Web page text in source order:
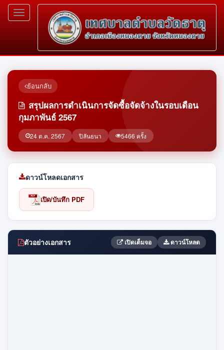
Toggle
navigation
ย้อนกลับ
สรุปผลการดำเนินการจัดซื้อจัดจ้างในรอบเดือน
กุมภาพันธ์ 2567
24 ต.ค. 2567 ปิลันธนา 5466 ครั้ง
ดาวน์โหลดเอกสาร
เปิด/บันทึก PDF
ตัวอย่างเอกสาร เปิดเต็มจอ ดาวน์โหลด